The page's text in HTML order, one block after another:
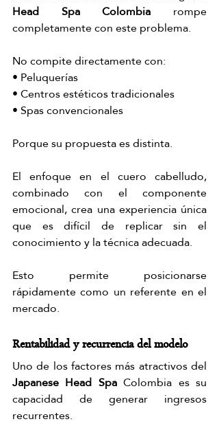
Head Spa Colombia rompe
completamente con este problema.
No compite directamente con:
• Peluquerías
• Centros estéticos tradicionales
• Spas convencionales
Porque su propuesta es distinta.
El enfoque en el cuero cabelludo,
combinado con el componente
emocional, crea una experiencia única
que es difícil de replicar sin el
conocimiento y la técnica adecuada.
Esto permite posicionarse
rápidamente como un referente en el
mercado.
Rentabilidad y recurrencia del modelo
Japanese Head Spa Colombia es su
capacidad de generar ingresos
recurrentes.